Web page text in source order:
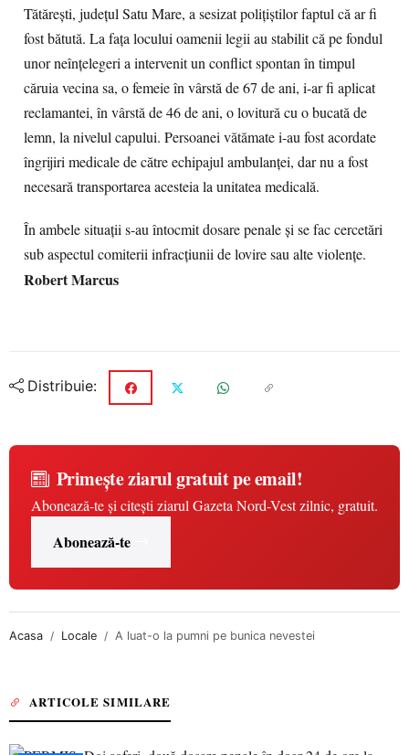
Tătăreşti, judeţul Satu Mare, a sesizat poliţiştilor faptul că ar fi
fost bătută. La faţa locului oamenii legii au stabilit că pe fondul
unor neînţelegeri a intervenit un conflict spontan în timpul
căruia vecina sa, o femeie în vârstă de 67 de ani, i-ar fi aplicat
reclamantei, în vârstă de 46 de ani, o lovitură cu o bucată de
lemn, la nivelul capului. Persoanei vătămate i-au fost acordate
îngrijiri medicale de către echipajul ambulanţei, dar nu a fost
necesară transportarea acesteia la unitatea medicală.
În ambele situaţii s-au întocmit dosare penale şi se fac cercetări
sub aspectul comiterii infracţiunii de lovire sau alte violenţe.
Robert Marcus
Distribuie:
Primește ziarul gratuit pe email!
Abonează-te și citești ziarul Gazeta Nord-Vest zilnic, gratuit.
Abonează-te
Acasa Locale A luat-o la pumni pe bunica nevestei
ARTICOLE SIMILARE